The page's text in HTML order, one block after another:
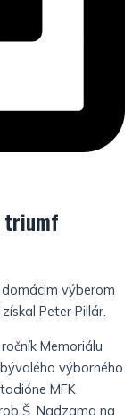
triumf
výberom
Peter Pillár.
Memoriálu
výborného
MFK
Š. Nadzama na